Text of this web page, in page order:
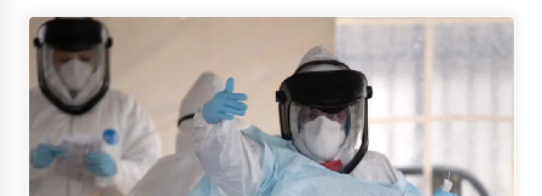
Irán, donde están los pinches grupos
feministas
16/01/2026
Medellín necesita gobernantes con sentido